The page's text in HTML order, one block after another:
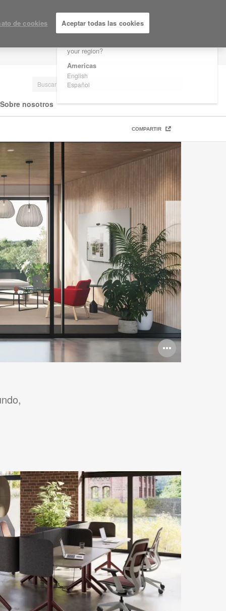
Are you in United States?
your region?
Americas
English
Español
Sobre nosotros
COMPARTIR
Abrir
imagen
de cookies Aceptar todas las cookies